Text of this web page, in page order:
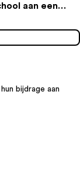
aan een
bijdrage aan